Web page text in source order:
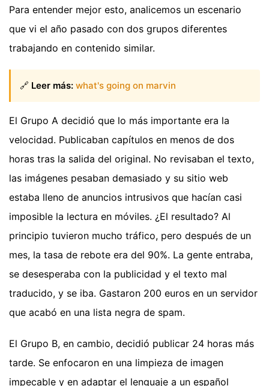
Para entender mejor esto, analicemos un escenario
que vi el año pasado con dos grupos diferentes
trabajando en contenido similar.
🔗 Leer más: what's going on marvin
El Grupo A decidió que lo más importante era la
velocidad. Publicaban capítulos en menos de dos
horas tras la salida del original. No revisaban el texto,
las imágenes pesaban demasiado y su sitio web
estaba lleno de anuncios intrusivos que hacían casi
imposible la lectura en móviles. ¿El resultado? Al
principio tuvieron mucho tráfico, pero después de un
mes, la tasa de rebote era del 90%. La gente entraba,
se desesperaba con la publicidad y el texto mal
traducido, y se iba. Gastaron 200 euros en un servidor
que acabó en una lista negra de spam.
El Grupo B, en cambio, decidió publicar 24 horas más
tarde. Se enfocaron en una limpieza de imagen
impecable y en adaptar el lenguaje a un español